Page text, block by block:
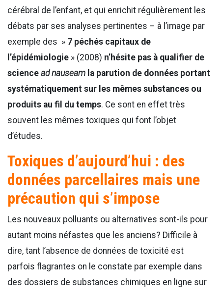
cérébral de l’enfant, et qui enrichit régulièrement les
débats par ses analyses pertinentes – à l’image par
exemple des » 7 péchés capitaux de
l’épidémiologie » (2008) n’hésite pas à qualifier de
science ad nauseam la parution de données portant
systématiquement sur les mêmes substances ou
produits au fil du temps. Ce sont en effet très
souvent les mêmes toxiques qui font l’objet
d’études.
Toxiques d’aujourd’hui : des
données parcellaires mais une
précaution qui s’impose
Les nouveaux polluants ou alternatives sont-ils pour
autant moins néfastes que les anciens? Difficile à
dire, tant l’absence de données de toxicité est
parfois flagrantes on le constate par exemple dans
des dossiers de substances chimiques en ligne sur